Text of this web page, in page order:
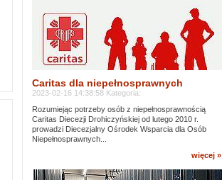
Caritas dla niepełnosprawnych
2023-02-16 14:38:58 Kategoria:
Rozumiejąc potrzeby osób z niepełnosprawnością
Caritas Diecezji Drohiczyńskiej od lutego 2010 r.
prowadzi Diecezjalny Ośrodek Wsparcia dla Osób
Niepełnosprawnych...
więcej »